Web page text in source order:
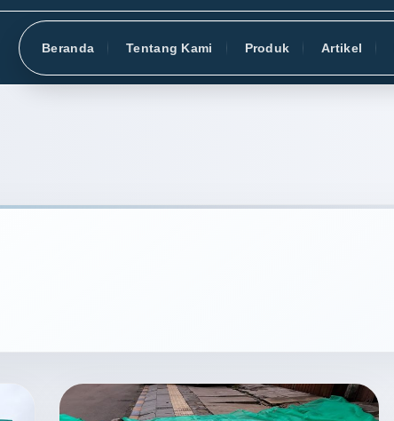
Beranda Tentang Kami Produk Artikel